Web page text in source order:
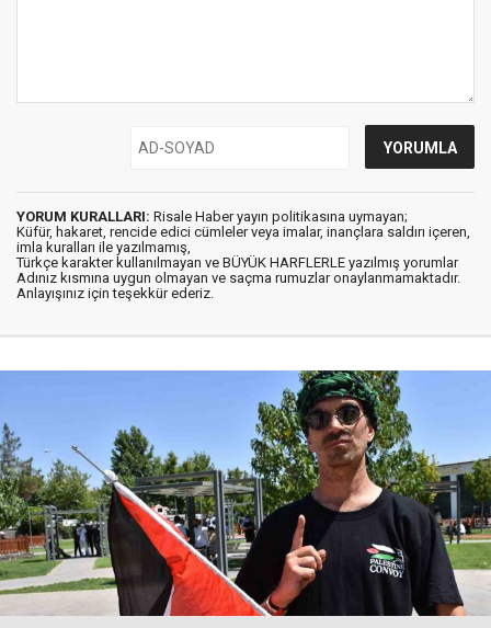
YORUM KURALLARI: Risale Haber yayın politikasına uymayan;
Küfür, hakaret, rencide edici cümleler veya imalar, inançlara saldırı içeren,
imla kuralları ile yazılmamış,
Türkçe karakter kullanılmayan ve BÜYÜK HARFLERLE yazılmış yorumlar
Adınız kısmına uygun olmayan ve saçma rumuzlar onaylanmamaktadır.
Anlayışınız için teşekkür ederiz.